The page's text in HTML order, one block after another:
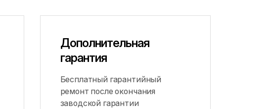
Дополнительная
гарантия
Бесплатный гарантийный
ремонт после окончания
заводской гарантии